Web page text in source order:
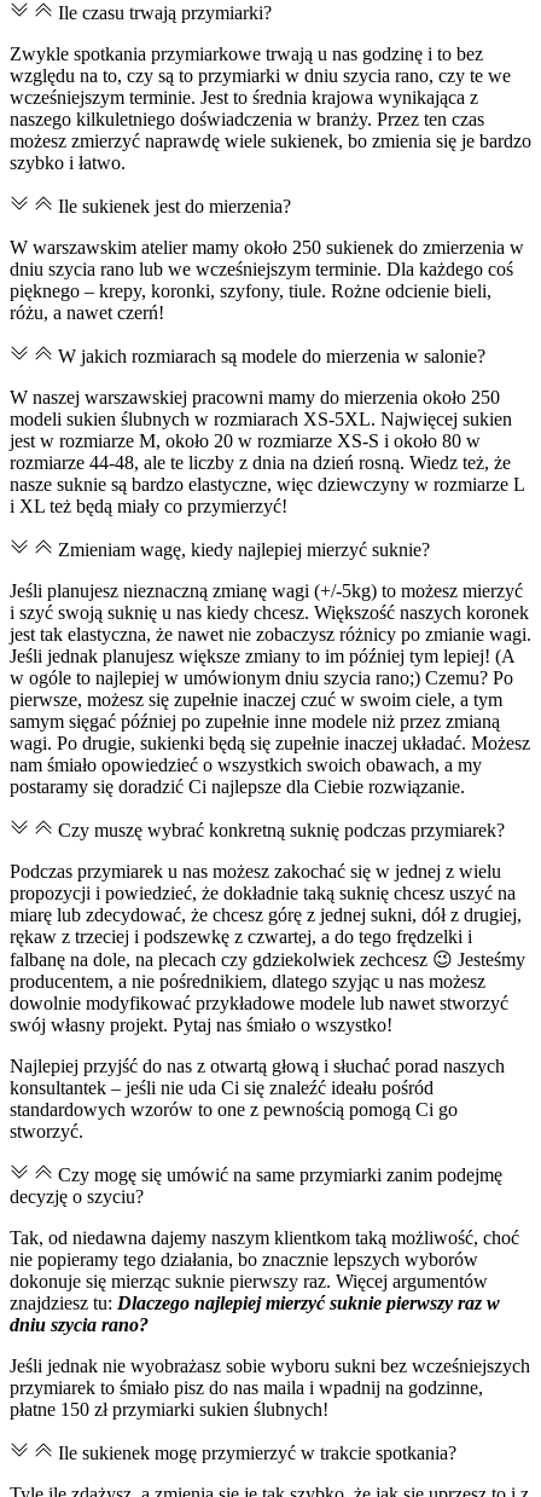
Ile czasu trwają przymiarki?
Zwykle spotkania przymiarkowe trwają u nas godzinę i to bez
względu na to, czy są to przymiarki w dniu szycia rano, czy te we
wcześniejszym terminie. Jest to średnia krajowa wynikająca z
naszego kilkuletniego doświadczenia w branży. Przez ten czas
możesz zmierzyć naprawdę wiele sukienek, bo zmienia się je bardzo
szybko i łatwo.
Ile sukienek jest do mierzenia?
W warszawskim atelier mamy około 250 sukienek do zmierzenia w
dniu szycia rano lub we wcześniejszym terminie. Dla każdego coś
pięknego – krepy, koronki, szyfony, tiule. Rożne odcienie bieli,
różu, a nawet czerń!
W jakich rozmiarach są modele do mierzenia w salonie?
W naszej warszawskiej pracowni mamy do mierzenia około 250
modeli sukien ślubnych w rozmiarach XS-5XL. Najwięcej sukien
jest w rozmiarze M, około 20 w rozmiarze XS-S i około 80 w
rozmiarze 44-48, ale te liczby z dnia na dzień rosną. Wiedz też, że
nasze suknie są bardzo elastyczne, więc dziewczyny w rozmiarze L
i XL też będą miały co przymierzyć!
Zmieniam wagę, kiedy najlepiej mierzyć suknie?
Jeśli planujesz nieznaczną zmianę wagi (+/-5kg) to możesz mierzyć
i szyć swoją suknię u nas kiedy chcesz. Większość naszych koronek
jest tak elastyczna, że nawet nie zobaczysz różnicy po zmianie wagi.
Jeśli jednak planujesz większe zmiany to im później tym lepiej! (A
w ogóle to najlepiej w umówionym dniu szycia rano;) Czemu? Po
pierwsze, możesz się zupełnie inaczej czuć w swoim ciele, a tym
samym sięgać później po zupełnie inne modele niż przez zmianą
wagi. Po drugie, sukienki będą się zupełnie inaczej układać. Możesz
nam śmiało opowiedzieć o wszystkich swoich obawach, a my
postaramy się doradzić Ci najlepsze dla Ciebie rozwiązanie.
Czy muszę wybrać konkretną suknię podczas przymiarek?
Podczas przymiarek u nas możesz zakochać się w jednej z wielu
propozycji i powiedzieć, że dokładnie taką suknię chcesz uszyć na
miarę lub zdecydować, że chcesz górę z jednej sukni, dół z drugiej,
rękaw z trzeciej i podszewkę z czwartej, a do tego frędzelki i
falbanę na dole, na plecach czy gdziekolwiek zechcesz 😉 Jesteśmy
producentem, a nie pośrednikiem, dlatego szyjąc u nas możesz
dowolnie modyfikować przykładowe modele lub nawet stworzyć
swój własny projekt. Pytaj nas śmiało o wszystko!
Najlepiej przyjść do nas z otwartą głową i słuchać porad naszych
konsultantek – jeśli nie uda Ci się znaleźć ideału pośród
standardowych wzorów to one z pewnością pomogą Ci go
stworzyć.
Czy mogę się umówić na same przymiarki zanim podejmę
decyzję o szyciu?
Tak, od niedawna dajemy naszym klientkom taką możliwość, choć
nie popieramy tego działania, bo znacznie lepszych wyborów
dokonuje się mierząc suknie pierwszy raz. Więcej argumentów
znajdziesz tu: Dlaczego najlepiej mierzyć suknie pierwszy raz w
dniu szycia rano?
Jeśli jednak nie wyobrażasz sobie wyboru sukni bez wcześniejszych
przymiarek to śmiało pisz do nas maila i wpadnij na godzinne,
płatne 150 zł przymiarki sukien ślubnych!
Ile sukienek mogę przymierzyć w trakcie spotkania?